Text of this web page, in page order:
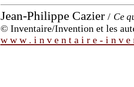
Jean-Philippe Cazier / Ce
© Inventaire/Invention et les
w w w . i n v e n t a i r e - i n v e